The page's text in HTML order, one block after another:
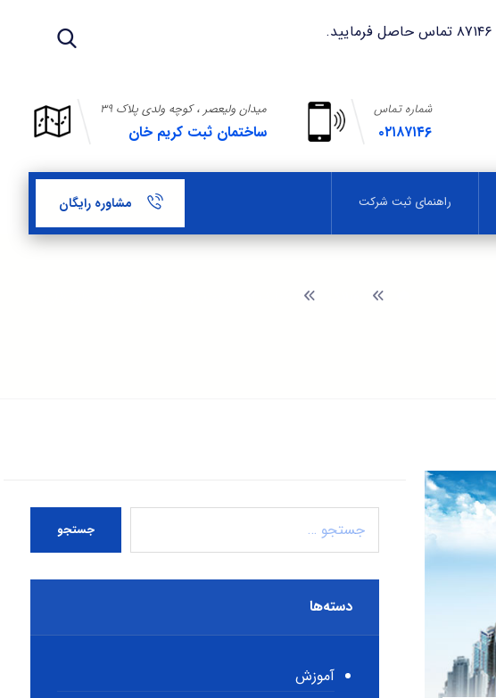
میدان ولیعصر ، کوچه ولدی پلاک ۳۹
ساختمان ثبت کریم خان
شماره تماس
۰۲۱۸۷۱۴۶
راهنمای ثبت شرکت مشاوره رایگان
جستجو
دسته‌ها
آموزش